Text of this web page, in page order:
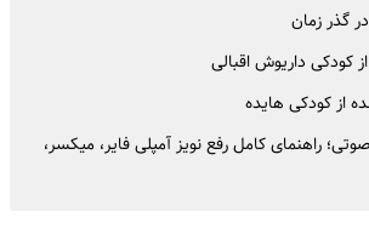
گذر زمان
داریوش اقبالی
از کودکی هایده
راهنمای کامل رفع نویز آمپلی فایر، میکسر،